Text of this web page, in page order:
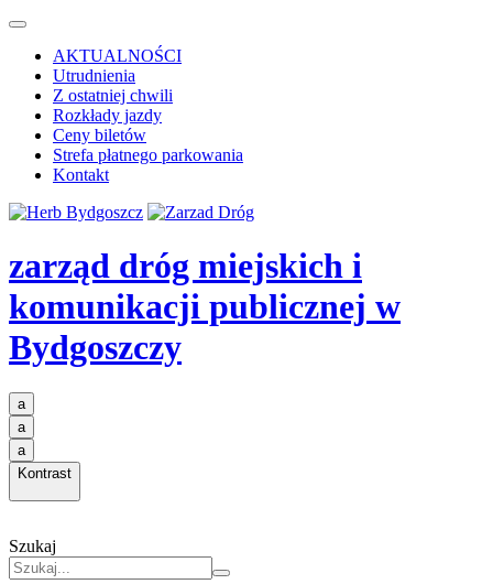
AKTUALNOŚCI
Utrudnienia
Z ostatniej chwili
Rozkłady jazdy
Ceny biletów
Strefa płatnego parkowania
Kontakt
zarząd dróg miejskich i
komunikacji publicznej w
Bydgoszczy
a
a
a
Kontrast
Szukaj